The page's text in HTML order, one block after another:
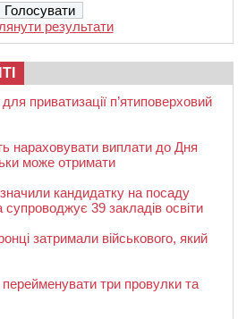
результати
приватизації п’ятиповерховий
нараховувати виплати до Дня
може отримати
кандидатку на посаду
39 закладів освіти
затримали військового, який
три провулки та